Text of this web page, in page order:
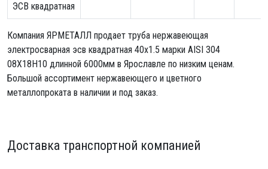
ЭСВ квадратная
Компания ЯРМЕТАЛЛ продает труба нержавеющая
электросварная эсв квадратная 40х1.5 марки AISI 304
08Х18Н10 длинной 6000мм в Ярославле по низким ценам.
Большой ассортимент нержавеющего и цветного
металлопроката в наличии и под заказ.
Доставка транспортной компанией